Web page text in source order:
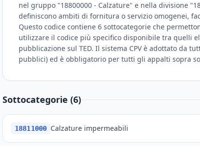
nel gruppo "18800000 - Calzature" e nella divisione
definiscono ambiti di fornitura o servizio omogenei,
Questo codice contiene 6 sottocategorie che
utilizzare il codice più specifico disponibile tra quelli
pubblicazione sul TED. Il sistema CPV è adottato da
pubblici) ed è obbligatorio per tutti gli appalti sopra
Sottocategorie (6)
18811000 Calzature impermeabili